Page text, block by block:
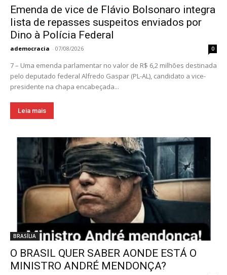
Emenda de vice de Flávio Bolsonaro integra
lista de repasses suspeitos enviados por
Dino à Polícia Federal
ademocracia - 07/08/2026 0
7 – Uma emenda parlamentar no valor de R$ 6,2 milhões destinada
pelo deputado federal Alfredo Gaspar (PL-AL), candidato a vice-
presidente na chapa encabeçada...
Leia mais
BRASÍLIA
O BRASIL QUER SABER AONDE ESTÁ O
MINISTRO ANDRÉ MENDONÇA?